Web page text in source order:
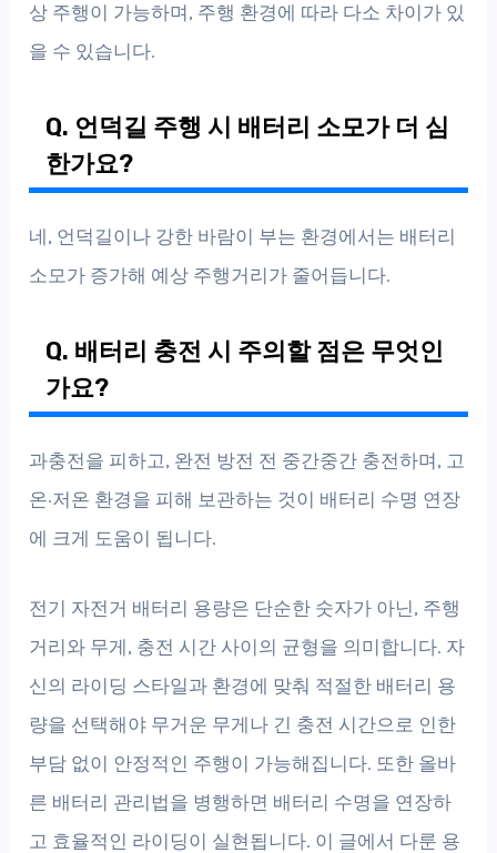
상 주행이 가능하며, 주행 환경에 따라 다소 차이가 있
을 수 있습니다.
Q. 언덕길 주행 시 배터리 소모가 더 심
한가요?
네, 언덕길이나 강한 바람이 부는 환경에서는 배터리
소모가 증가해 예상 주행거리가 줄어듭니다.
Q. 배터리 충전 시 주의할 점은 무엇인
가요?
과충전을 피하고, 완전 방전 전 중간중간 충전하며, 고
온·저온 환경을 피해 보관하는 것이 배터리 수명 연장
에 크게 도움이 됩니다.
전기 자전거 배터리 용량은 단순한 숫자가 아닌, 주행
거리와 무게, 충전 시간 사이의 균형을 의미합니다. 자
신의 라이딩 스타일과 환경에 맞춰 적절한 배터리 용
량을 선택해야 무거운 무게나 긴 충전 시간으로 인한
부담 없이 안정적인 주행이 가능해집니다. 또한 올바
른 배터리 관리법을 병행하면 배터리 수명을 연장하
고 효율적인 라이딩이 실현됩니다. 이 글에서 다룬 용